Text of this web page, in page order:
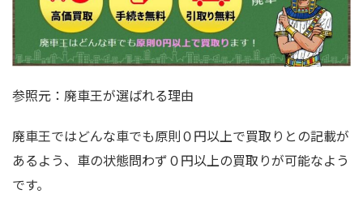
参照元：廃車王が選ばれる理由
廃車王ではどんな車でも原則０円以上で買取りとの記載が
あるよう、車の状態問わず０円以上の買取りが可能なよう
です。